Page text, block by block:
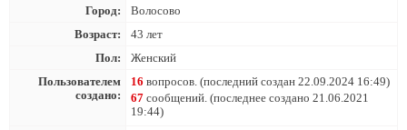
Город:
Волосово
Возраст:
43 лет
Пол:
Женский
Пользователем
создано:
16 вопросов. (последний создан 22.09.2024 16:49)
67 сообщений. (последнее создано 21.06.2021
19:44)